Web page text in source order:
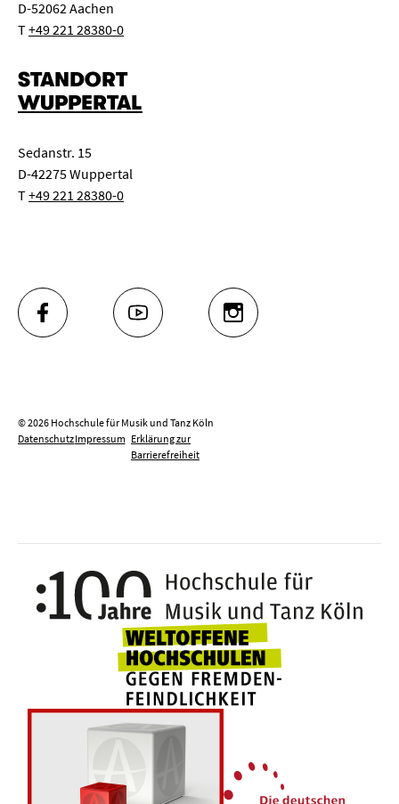
D-52062 Aachen
T+49 221 28380-0
STANDORT
WUPPERTAL
Sedanstr. 15
D-42275 Wuppertal
T+49 221 28380-0
FACEBOOK YOUTUBE INSTAGRAM
© 2026 Hochschule für Musik und Tanz Köln
DatenschutzImpressum Erklärung zur
Barrierefreiheit